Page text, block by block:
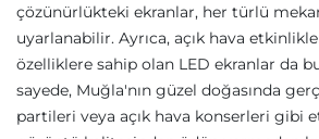
çözünürlükteki ekranlar, her türlü
uyarlanabilir. Ayrıca, açık hava
özelliklere sahip olan LED ekranlar da
sayede, Muğla'nın güzel doğasında
partileri veya açık hava konserleri gibi